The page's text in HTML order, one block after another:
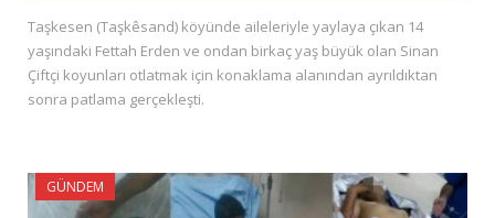
Taşkesen (Taşkêsand) köyünde aileleriyle yaylaya çıkan 14
yaşındaki Fettah Erden ve ondan birkaç yaş büyük olan Sinan
Çiftçi koyunları otlatmak için konaklama alanından ayrıldıktan
sonra patlama gerçekleşti.
GÜNDEM